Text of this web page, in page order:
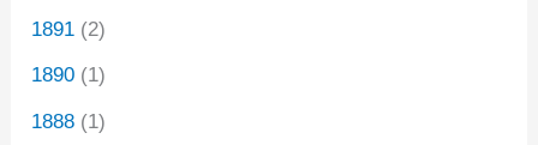
1891 (2)
1890 (1)
1888 (1)